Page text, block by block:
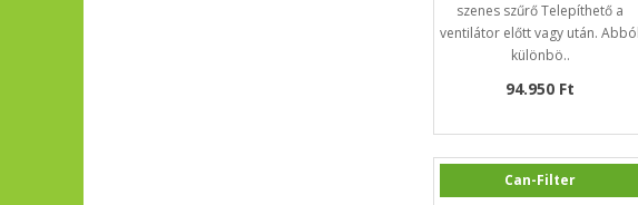
szenes szűrő Telepíthető a
ventilátor előtt vagy után. Abból
különbö..
94.950 Ft
Can-Filter